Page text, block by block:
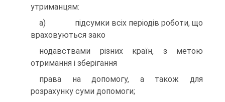
утриманцям:
а) підсумки всіх періодів роботи, що
враховуються зако
нодавствами різних країн, з метою
отримання і зберігання
права на допомогу, а також для
розрахунку суми допомоги;